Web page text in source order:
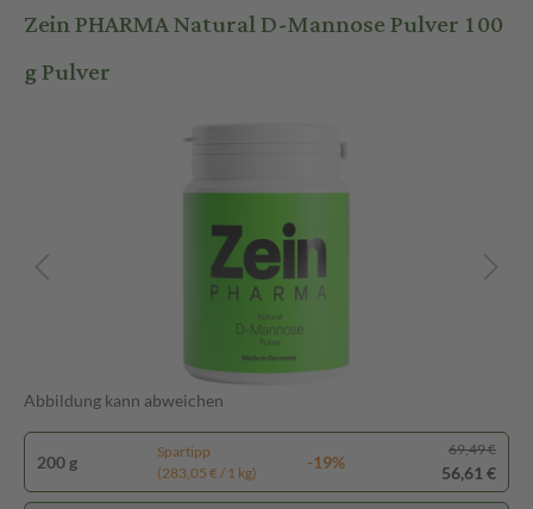
Zein PHARMA Natural D-Mannose Pulver 100
g Pulver
Abbildung kann abweichen
200 g
Spartipp
(283,05 € / 1 kg)
-19%
69,49 €
56,61 €